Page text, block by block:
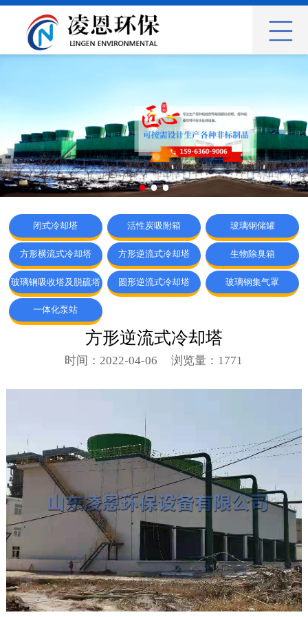
关于我们
新闻动态
工程案例
闭式冷却塔 活性炭吸附箱 玻璃钢储罐
方形横流式冷却塔 方形逆流式冷却塔 生物除臭箱
玻璃钢吸收塔及脱硫塔 圆形逆流式冷却塔 玻璃钢集气罩
一体化泵站
方形逆流式冷却塔
时间：2022-04-06 浏览量：1771